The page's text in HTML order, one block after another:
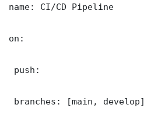
name: CI/CD Pipeline
on:
push:
branches: [main, develop]